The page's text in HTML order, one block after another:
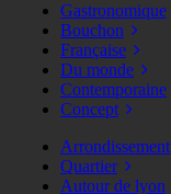
Gastronomique
Bouchon
Française
Du monde
Contemporaine
Concept
Arrondissement
Quartier
Autour de lyon